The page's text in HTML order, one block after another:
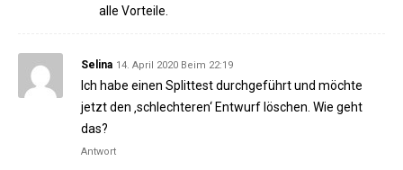
alle Vorteile.
Selina 14. April 2020 Beim 22:19
Ich habe einen Splittest durchgeführt und möchte
jetzt den ‚schlechteren‘ Entwurf löschen. Wie geht
das?
Antwort